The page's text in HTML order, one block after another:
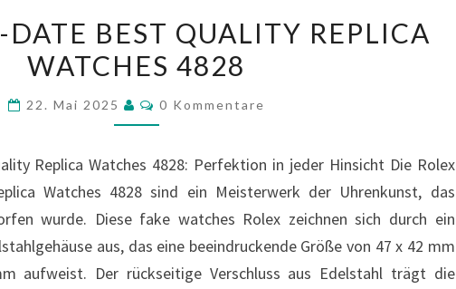
DAY-
DATE
QUALITY
WATCHES
4828
DATE BEST QUALITY REPLICA
WATCHES 4828
22. Mai 2025 Kommentare
0 Kommentare
Replica Watches 4828: Perfektion in jeder Hinsicht Die Rolex
Watches 4828 sind ein Meisterwerk der Uhrenkunst, das
wurde. Diese fake watches Rolex zeichnen sich durch ein
aus, das eine beeindruckende Größe von 47 x 42 mm
aufweist. Der rückseitige Verschluss aus Edelstahl trägt die